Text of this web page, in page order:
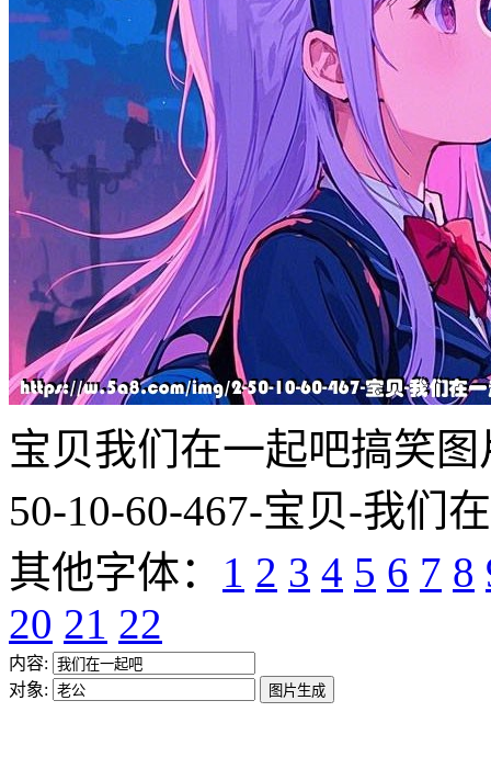
宝贝我们在一起吧搞笑图
50-10-60-467-宝贝-我们
其他字体： 1 2 3 4 5 6 7 8
20 21 22
内容:
对象: